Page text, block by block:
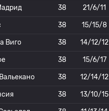
38 21/6/11
38 15/15/8
Виго 38 14/12/12
38 15/6/17
38 12/14/12
38 13/10/15